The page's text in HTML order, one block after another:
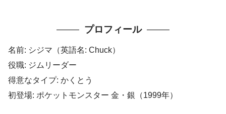
プロフィール
名前: シジマ（英語名: Chuck）
役職: ジムリーダー
得意なタイプ: かくとう
初登場: ポケットモンスター 金・銀（1999年）